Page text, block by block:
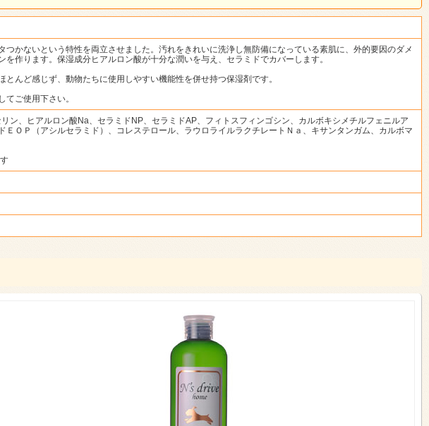
かないという特性を両立させました。汚れをきれいに洗浄し無防備になっている素肌に、外的要因のダメ
作ります。保湿成分ヒアルロン酸が十分な潤いを与え、セラミドでカバーします。
んど感じず、動物たちに使用しやすい機能性を併せ持つ保湿剤です。
てご使用下さい。
ン、ヒアルロン酸Na、セラミドNP、セラミドAP、フィトスフィンゴシン、カルボキシメチルフェニルア
ＯＰ（アシルセラミド）、コレステロール、ラウロライルラクチレートＮａ、キサンタンガム、カルボマ